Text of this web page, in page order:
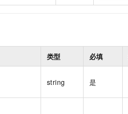
类型 必填
string 是